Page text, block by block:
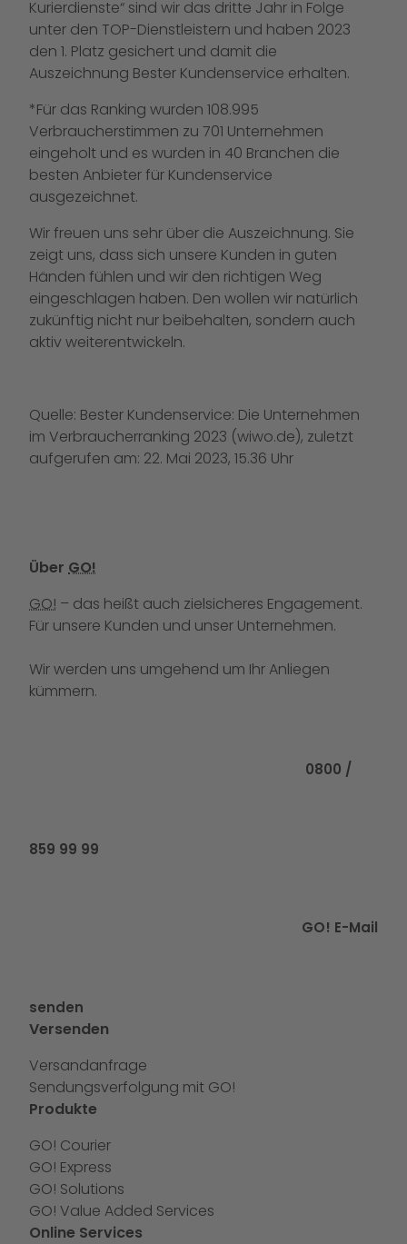
Kurierdienste“ sind wir das dritte Jahr in Folge
unter den TOP-Dienstleistern und haben 2023
den 1. Platz gesichert und damit die
Auszeichnung Bester Kundenservice erhalten.
*Für das Ranking wurden 108.995
Verbraucherstimmen zu 701 Unternehmen
eingeholt und es wurden in 40 Branchen die
besten Anbieter für Kundenservice
ausgezeichnet.
Wir freuen uns sehr über die Auszeichnung. Sie
zeigt uns, dass sich unsere Kunden in guten
Händen fühlen und wir den richtigen Weg
eingeschlagen haben. Den wollen wir natürlich
zukünftig nicht nur beibehalten, sondern auch
aktiv weiterentwickeln.
Quelle: Bester Kundenservice: Die Unternehmen
im Verbraucherranking 2023 (wiwo.de), zuletzt
aufgerufen am: 22. Mai 2023, 15.36 Uhr
Über GO!
GO! – das heißt auch zielsicheres Engagement.
Für unsere Kunden und unser Unternehmen.
Wir werden uns umgehend um Ihr Anliegen
kümmern.
0800 /
859 99 99
GO! E-Mail
senden
Versenden
Versandanfrage
Sendungsverfolgung mit GO!
Produkte
GO! Courier
GO! Express
GO! Solutions
GO! Value Added Services
Online Services